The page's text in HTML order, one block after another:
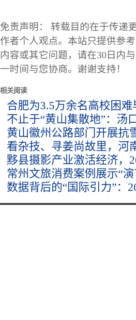
免责声明： 转载目的在于传递
作者个人观点。本站只提供参
内容或其它问题，请在30日内
一时间与您协商。谢谢支持！
相关阅读
合肥为3.5万余名高校困
不止于“黄山集散地”：汤
黄山徽州公路部门开展抗
看杂技、寻姜尚故里，河
黟县摄影产业激活经济，
常州文旅消费案例展示“
数据背后的“国际引力”：